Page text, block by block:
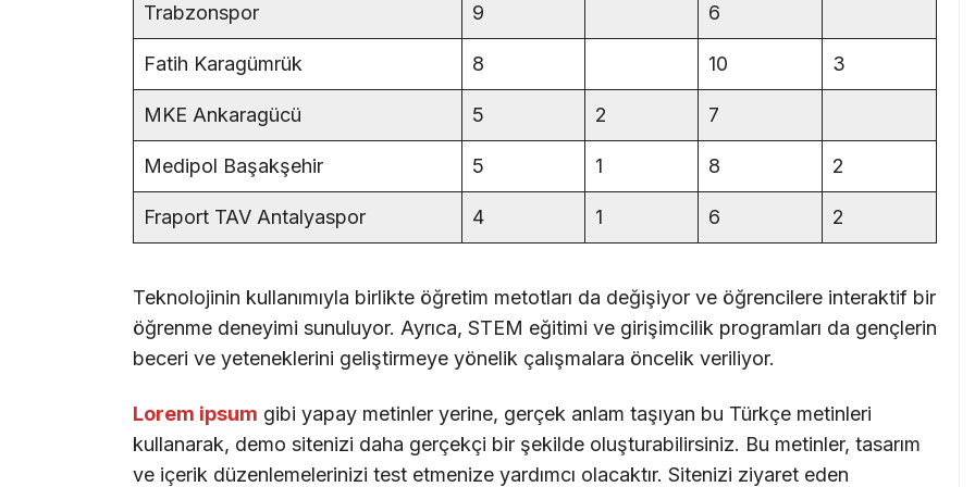
Trabzonspor 9 6
Fatih Karagümrük 8 10 3
MKE Ankaragücü 5 2 7
Medipol Başakşehir 5 1 8 2
Fraport TAV Antalyaspor 4 1 6 2
Teknolojinin kullanımıyla birlikte öğretim metotları da değişiyor ve öğrencilere interaktif bir
öğrenme deneyimi sunuluyor. Ayrıca, STEM eğitimi ve girişimcilik programları da gençlerin
beceri ve yeteneklerini geliştirmeye yönelik çalışmalara öncelik veriliyor.
Lorem ipsum gibi yapay metinler yerine, gerçek anlam taşıyan bu Türkçe metinleri
kullanarak, demo sitenizi daha gerçekçi bir şekilde oluşturabilirsiniz. Bu metinler, tasarım
ve içerik düzenlemelerinizi test etmenize yardımcı olacaktır. Sitenizi ziyaret eden